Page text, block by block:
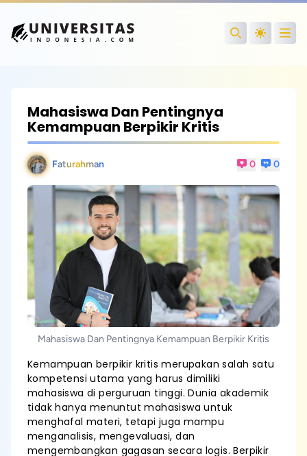
Search
Mahasiswa Dan Pentingnya
Kemampuan Berpikir Kritis
Faturahman 0 0
Mahasiswa Dan Pentingnya Kemampuan Berpikir Kritis
Kemampuan berpikir kritis merupakan salah satu
kompetensi utama yang harus dimiliki
mahasiswa di perguruan tinggi. Dunia akademik
tidak hanya menuntut mahasiswa untuk
menghafal materi, tetapi juga mampu
menganalisis, mengevaluasi, dan
mengembangkan gagasan secara logis. Berpikir